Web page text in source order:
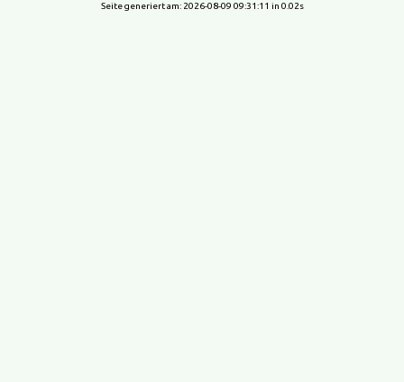
Seite generiert am: 2026-08-09 09:31:11 in 0.02s